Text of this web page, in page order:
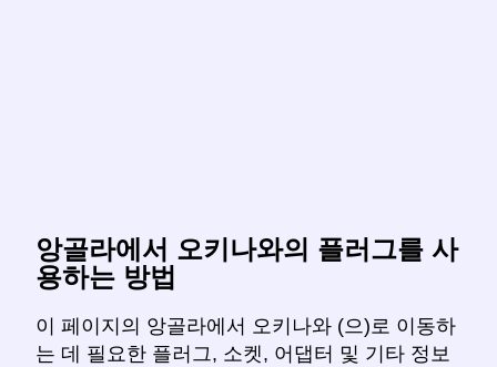
앙골라에서 오키나와의 플러그를 사
용하는 방법
이 페이지의 앙골라에서 오키나와 (으)로 이동하
는 데 필요한 플러그, 소켓, 어댑터 및 기타 정보